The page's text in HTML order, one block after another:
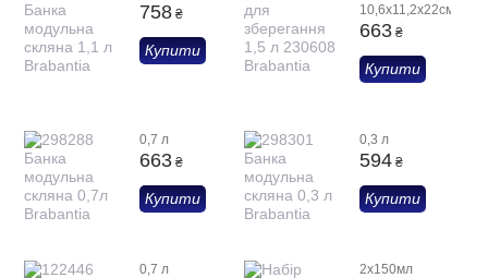
758 ₴
Купити
10,6х11,2х22см
663 ₴
Купити
0,7 л
663 ₴
Купити
0,3 л
594 ₴
Купити
0,7 л 2х150мл